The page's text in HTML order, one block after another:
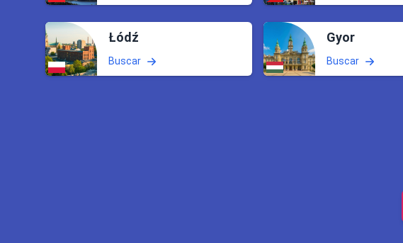
Łódź
Buscar
Gyor
Buscar